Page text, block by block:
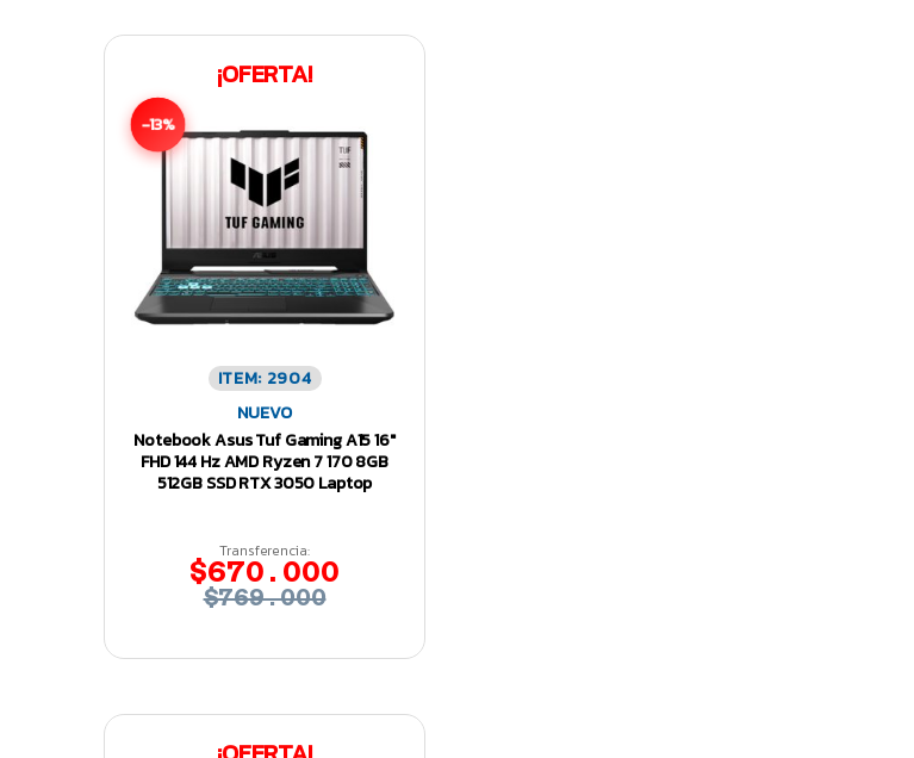
¡OFERTA!
-13%
ITEM: 2904
NUEVO
Notebook Asus Tuf Gaming A15 16″
FHD 144 Hz AMD Ryzen 7 170 8GB
512GB SSD RTX 3050 Laptop
Transferencia:
$670.000
$769.000